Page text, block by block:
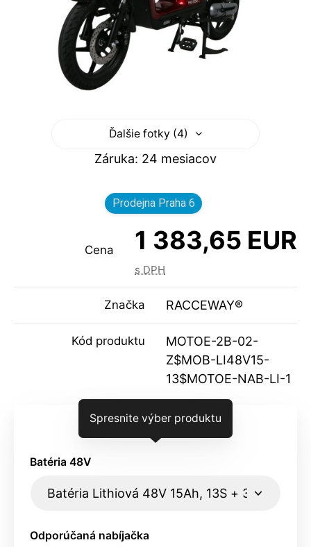
Ďalšie fotky (4)
Záruka: 24 mesiacov
Prodejna Praha 6
Cena 1 383,65 EUR
s DPH
Značka RACCEWAY®
Kód produktu
MOTOE-2B-02-
Z$MOB-LI48V15-
13$MOTOE-NAB-LI-1
Spresnite výber produktu
Batéria 48V
Odporúčaná nabíjačka